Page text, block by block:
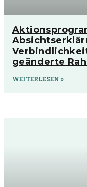
geänderte
WEITERLESEN »